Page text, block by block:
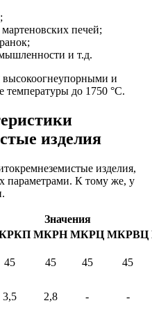
печей;
и т.д.
высокоогнеупорными и
до 1750 °C.
изделия
изделия,
параметрами. К тому же, у
Значения
МКРН МКРЦ МКРВЦ
45 45 45 45
3,5 2,8 -
-